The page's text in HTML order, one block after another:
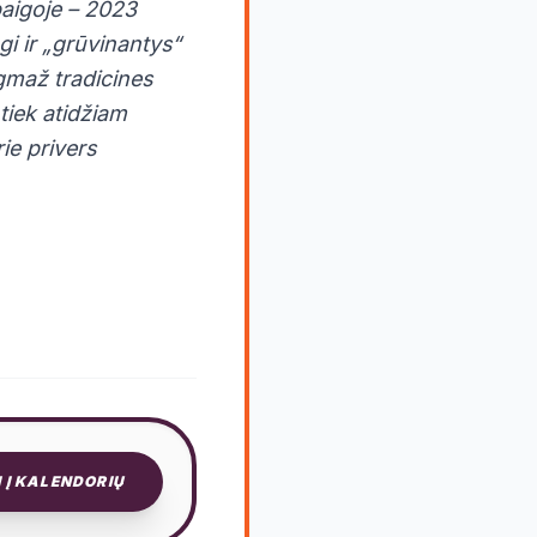
– 2023
ir „grūvinantys“
tradicines
atidžiam
privers
Į KALENDORIŲ